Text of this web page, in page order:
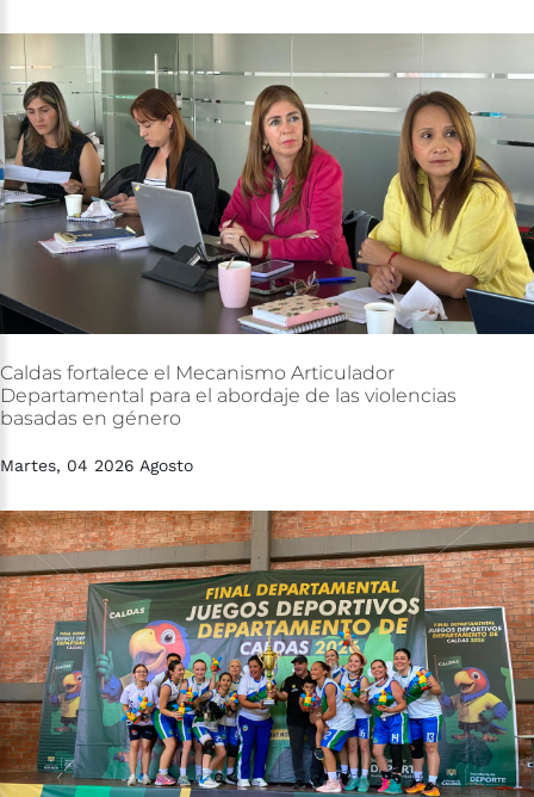
Caldas fortalece el Mecanismo Articulador
Departamental para el abordaje de las violencias
basadas en género
Martes, 04 2026 Agosto